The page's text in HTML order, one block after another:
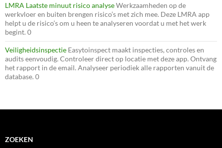
LMRA Laatste minuut risico analyseWerkzaamheden op de
werkvloer en buiten brengen risico’s met zich mee. Deze LMRA app
helpt u de risico’s om u heen te analyseren voordat u met het werk
begint. 0
Veiligheidsinspectie Easytoinspect maakt inspecties, controles en
audits eenvoudig. Controleer direct op locatie met deze app. Ontvang
het rapport in de email. Analyseer periodiek alle rapporten vanuit de
database. 0
ZOEKEN